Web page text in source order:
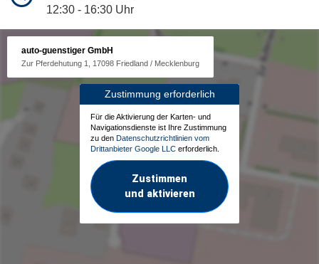
12:30 - 16:30 Uhr
auto-guenstiger GmbH
Zur Pferdehutung 1, 17098 Friedland / Mecklenburg
Zustimmung erforderlich
Für die Aktivierung der Karten- und
Navigationsdienste ist Ihre Zustimmung
zu den Datenschutzrichtlinien vom
Drittanbieter Google LLC erforderlich.
Zustimmen
und aktivieren